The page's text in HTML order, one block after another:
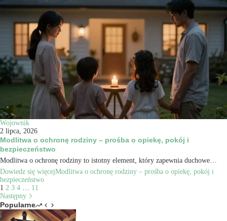
Wojownik
2 lipca, 2026
Modlitwa o ochronę rodziny – prośba o opiekę, pokój i
bezpieczeństwo
Modlitwa o ochronę rodziny to istotny element, który zapewnia duchowe…
Dowiedz się więcejModlitwa o ochronę rodziny – prośba o opiekę, pokój i
bezpieczeństwo
1 2 3 4
11
Następny
Popularne